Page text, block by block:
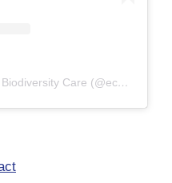
Une publication partagée par Biodiversity Care (@eco.volontaire)